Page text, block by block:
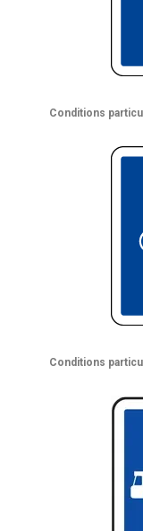
Conditions
Conditions